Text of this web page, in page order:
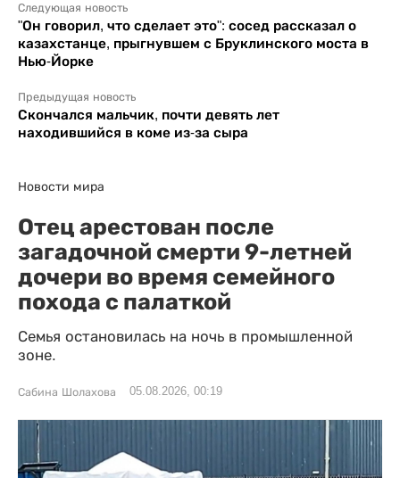
Следующая новость
"Он говорил, что сделает это": сосед рассказал о
казахстанце, прыгнувшем с Бруклинского моста в
Нью-Йорке
Предыдущая новость
Скончался мальчик, почти девять лет
находившийся в коме из-за сыра
Новости мира
Отец арестован после
загадочной смерти 9-летней
дочери во время семейного
похода с палаткой
Семья остановилась на ночь в промышленной
зоне.
Сабина Шолахова 05.08.2026, 00:19